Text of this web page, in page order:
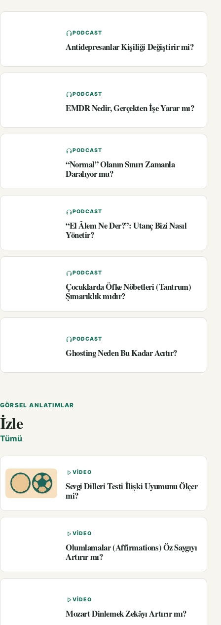
PODCAST
Antidepresanlar Kişiliği Değiştirir mi?
PODCAST
EMDR Nedir, Gerçekten İşe Yarar mı?
PODCAST
“Normal” Olanın Sınırı Zamanla
Daralıyor mu?
PODCAST
“El Âlem Ne Der?”: Utanç Bizi Nasıl
Yönetir?
PODCAST
Çocuklarda Öfke Nöbetleri (Tantrum)
Şımarıklık mıdır?
PODCAST
Ghosting Neden Bu Kadar Acıtır?
GÖRSEL ANLATIMLAR
İzle
Tümü
VIDEO
Sevgi Dilleri Testi İlişki Uyumunu Ölçer
mi?
VIDEO
Olumlamalar (Affirmations) Öz Saygıyı
Artırır mı?
VIDEO
Mozart Dinlemek Zekâyı Artırır mı?